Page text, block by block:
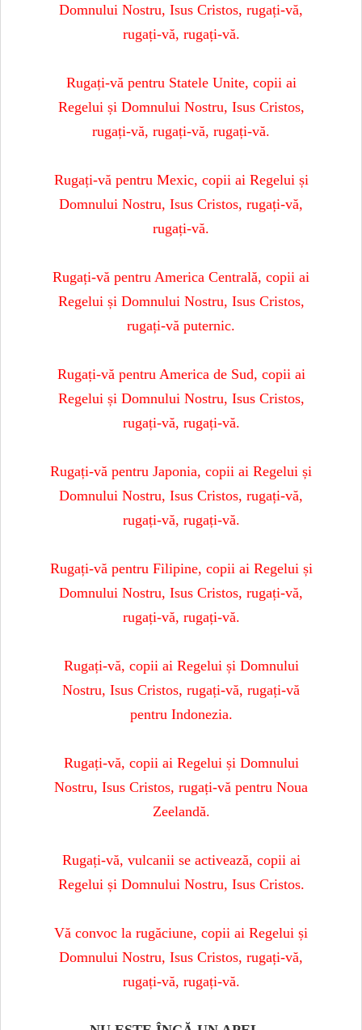
Domnului Nostru, Isus Cristos, rugați-vă,
rugați-vă, rugați-vă.
Rugați-vă pentru Statele Unite, copii ai
Regelui și Domnului Nostru, Isus Cristos,
rugați-vă, rugați-vă, rugați-vă.
Rugați-vă pentru Mexic, copii ai Regelui și
Domnului Nostru, Isus Cristos, rugați-vă,
rugați-vă.
Rugați-vă pentru America Centrală, copii ai
Regelui și Domnului Nostru, Isus Cristos,
rugați-vă puternic.
Rugați-vă pentru America de Sud, copii ai
Regelui și Domnului Nostru, Isus Cristos,
rugați-vă, rugați-vă.
Rugați-vă pentru Japonia, copii ai Regelui și
Domnului Nostru, Isus Cristos, rugați-vă,
rugați-vă, rugați-vă.
Rugați-vă pentru Filipine, copii ai Regelui și
Domnului Nostru, Isus Cristos, rugați-vă,
rugați-vă, rugați-vă.
Rugați-vă, copii ai Regelui și Domnului
Nostru, Isus Cristos, rugați-vă, rugați-vă
pentru Indonezia.
Rugați-vă, copii ai Regelui și Domnului
Nostru, Isus Cristos, rugați-vă pentru Noua
Zeelandă.
Rugați-vă, vulcanii se activează, copii ai
Regelui și Domnului Nostru, Isus Cristos.
Vă convoc la rugăciune, copii ai Regelui și
Domnului Nostru, Isus Cristos, rugați-vă,
rugați-vă, rugați-vă.